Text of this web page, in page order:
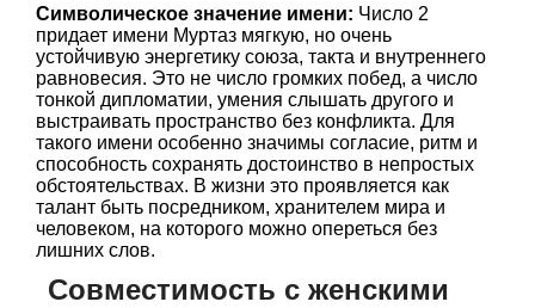
Символическое значение имени: Число 2
придает имени Муртаз мягкую, но очень
устойчивую энергетику союза, такта и внутреннего
равновесия. Это не число громких побед, а число
тонкой дипломатии, умения слышать другого и
выстраивать пространство без конфликта. Для
такого имени особенно значимы согласие, ритм и
способность сохранять достоинство в непростых
обстоятельствах. В жизни это проявляется как
талант быть посредником, хранителем мира и
человеком, на которого можно опереться без
лишних слов.
Совместимость с женскими